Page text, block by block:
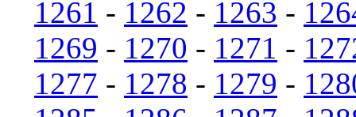
1261 - 1262 - 1263 -
1269 - 1270 - 1271 -
1277 - 1278 - 1279 -